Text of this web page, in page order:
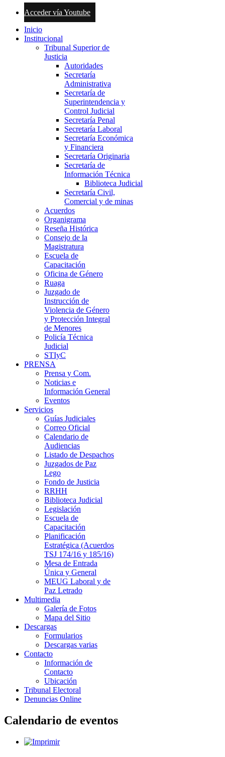
Acceder vía Youtube
Inicio
Institucional
Tribunal Superior de
Justicia
Autoridades
Secretaría
Administrativa
Secretaría de
Superintendencia y
Control Judicial
Secretaría Penal
Secretaría Laboral
Secretaría Económica
y Financiera
Secretaría Originaria
Secretaría de
Información Técnica
Biblioteca Judicial
Secretaría Civil,
Comercial y de minas
Acuerdos
Organigrama
Reseña Histórica
Consejo de la
Magistratura
Escuela de
Capacitación
Oficina de Género
Ruaga
Juzgado de
Instrucción de
Violencia de Género
y Protección Integral
de Menores
Policía Técnica
Judicial
STIyC
PRENSA
Prensa y Com.
Noticias e
Información General
Eventos
Servicios
Guías Judiciales
Correo Oficial
Calendario de
Audiencias
Listado de Despachos
Juzgados de Paz
Lego
Fondo de Justicia
RRHH
Biblioteca Judicial
Legislación
Escuela de
Capacitación
Planificación
Estratégica (Acuerdos
TSJ 174/16 y 185/16)
Mesa de Entrada
Única y General
MEUG Laboral y de
Paz Letrado
Multimedia
Galería de Fotos
Mapa del Sitio
Descargas
Formularios
Descargas varias
Contacto
Información de
Contacto
Ubicación
Tribunal Electoral
Denuncias Online
Calendario de eventos